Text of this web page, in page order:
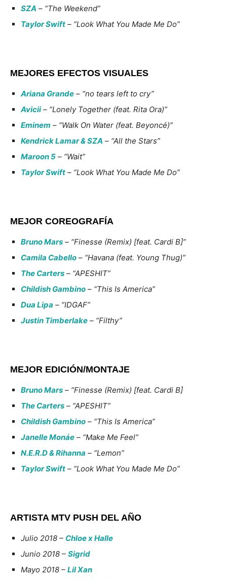
SZA – “The Weekend”
Taylor Swift – “Look What You Made Me Do”
MEJORES EFECTOS VISUALES
Ariana Grande – “no tears left to cry”
Avicii – “Lonely Together (feat. Rita Ora)”
Eminem – “Walk On Water (feat. Beyoncé)”
Kendrick Lamar & SZA – “All the Stars”
Maroon 5 – “Wait”
Taylor Swift – “Look What You Made Me Do”
MEJOR COREOGRAFÍA
Bruno Mars – “Finesse (Remix) [feat. Cardi B]”
Camila Cabello – “Havana (feat. Young Thug)”
The Carters – “APESHIT”
Childish Gambino – “This Is America”
Dua Lipa – “IDGAF”
Justin Timberlake – “Filthy”
MEJOR EDICIÓN/MONTAJE
Bruno Mars – “Finesse (Remix) [feat. Cardi B]
The Carters – “APESHIT”
Childish Gambino – “This Is America”
Janelle Monáe – “Make Me Feel”
N.E.R.D & Rihanna – “Lemon”
Taylor Swift – “Look What You Made Me Do”
ARTISTA MTV PUSH DEL AÑO
Julio 2018 – Chloe x Halle
Junio 2018 – Sigrid
Mayo 2018 – Lil Xan